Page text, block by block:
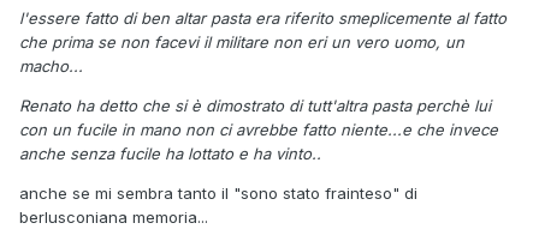
l'essere fatto di ben altar pasta era riferito smeplicemente al fatto
che prima se non facevi il militare non eri un vero uomo, un
macho...
Renato ha detto che si è dimostrato di tutt'altra pasta perchè lui
con un fucile in mano non ci avrebbe fatto niente...e che invece
anche senza fucile ha lottato e ha vinto..
anche se mi sembra tanto il "sono stato frainteso" di
berlusconiana memoria...